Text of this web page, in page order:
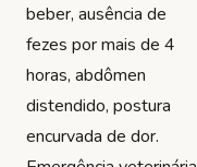
beber, ausência de
fezes por mais de 4
horas, abdômen
distendido, postura
encurvada de dor.